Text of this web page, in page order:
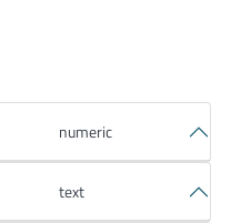
numeric
text